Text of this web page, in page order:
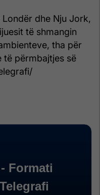
dhe Nju Jork,
të shmangin
tha për
të përmbajtjes së